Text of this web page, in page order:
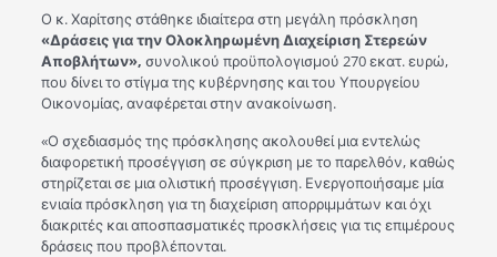
Ο κ. Χαρίτσης στάθηκε ιδιαίτερα στη μεγάλη πρόσκληση
«Δράσεις για την Ολοκληρωμένη Διαχείριση Στερεών
Αποβλήτων», συνολικού προϋπολογισμού 270 εκατ. ευρώ,
που δίνει το στίγμα της κυβέρνησης και του Υπουργείου
Οικονομίας, αναφέρεται στην ανακοίνωση.
«Ο σχεδιασμός της πρόσκλησης ακολουθεί μια εντελώς
διαφορετική προσέγγιση σε σύγκριση με το παρελθόν, καθώς
στηρίζεται σε μια ολιστική προσέγγιση. Ενεργοποιήσαμε μία
ενιαία πρόσκληση για τη διαχείριση απορριμμάτων και όχι
διακριτές και αποσπασματικές προσκλήσεις για τις επιμέρους
δράσεις που προβλέπονται.